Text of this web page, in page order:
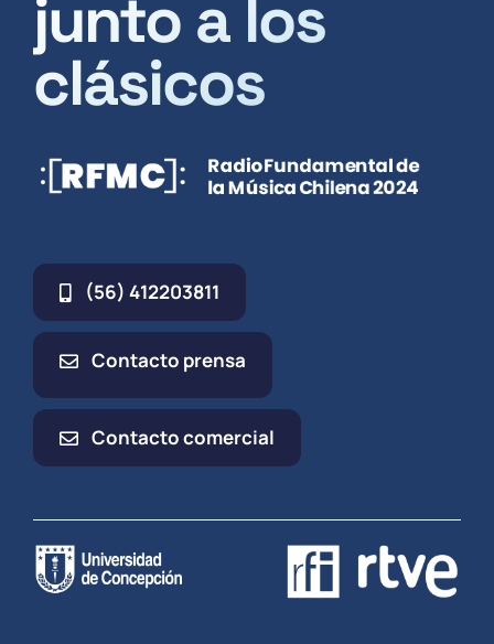
junto a los
clásicos
(56) 412203811
Contacto prensa
Contacto comercial